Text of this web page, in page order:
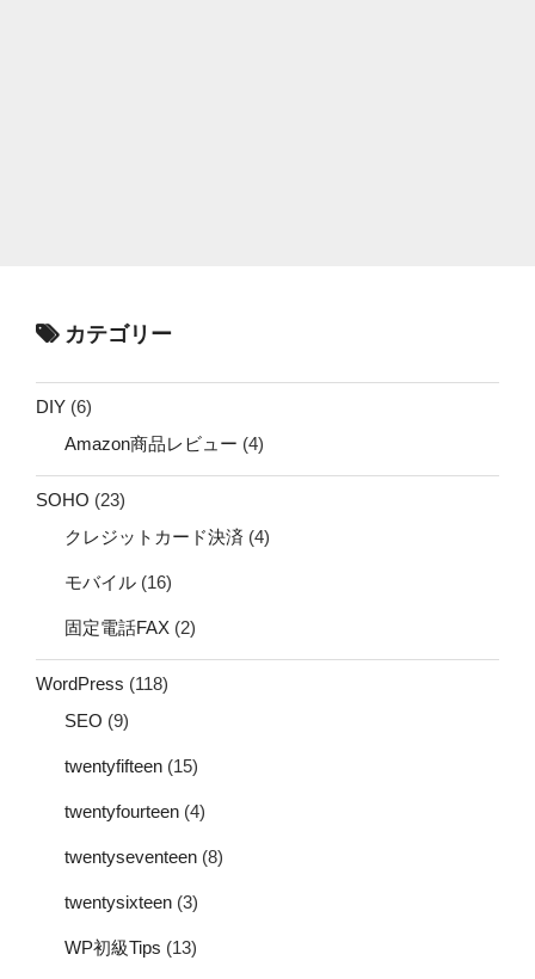
カテゴリー
DIY (6)
Amazon商品レビュー (4)
SOHO (23)
クレジットカード決済 (4)
モバイル (16)
固定電話FAX (2)
WordPress (118)
SEO (9)
twentyfifteen (15)
twentyfourteen (4)
twentyseventeen (8)
twentysixteen (3)
WP初級Tips (13)